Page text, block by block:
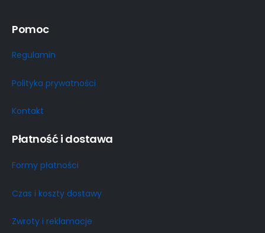
Pomoc
Regulamin
Polityka prywatności
Kontakt
Płatność i dostawa
Formy płatności
Czas i koszty dostawy
Zwroty i reklamacje